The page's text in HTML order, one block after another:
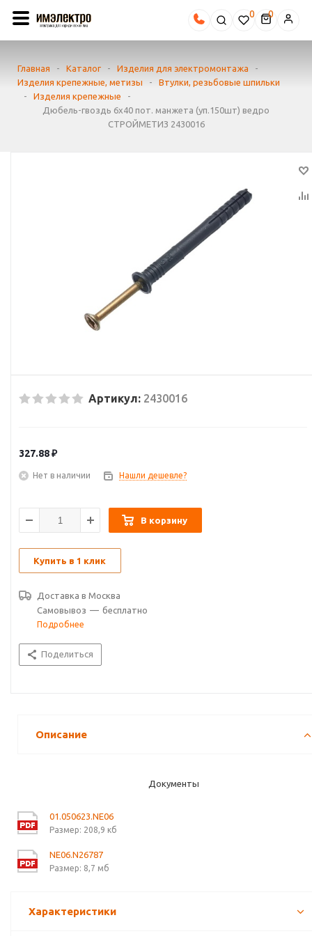
0
Главная - Каталог - Изделия для электромонтажа
-
Изделия крепежные, метизы
-
Втулки, резьбовые шпильки
-
Изделия крепежные
-
Дюбель-гвоздь 6х40 пот. манжета (уп.150шт) ведро
СТРОЙМЕТИЗ 2430016
Артикул: 2430016
327.88₽
Нет в наличии Нашли дешевле?
В корзину
Купить в 1 клик
Доставка в Москва
Самовывоз — бесплатно
Подробнее
Поделиться
Описание
Документы
01.050623.NE06
Размер: 208,9 кб
NE06.N26787
Размер: 8,7 мб
Характеристики